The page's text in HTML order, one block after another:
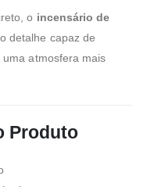
o incensário de
detalhe capaz de
atmosfera mais
Produto